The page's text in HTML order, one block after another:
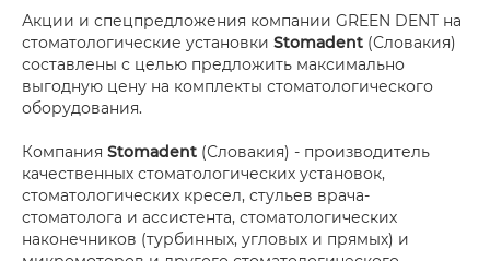
Акции и спецпредложения компании GREEN DENT на
стоматологические установки Stomadent (Словакия)
составлены с целью предложить максимально
выгодную цену на комплекты стоматологического
оборудования.
Компания Stomadent (Словакия) - производитель
качественных стоматологических установок,
стоматологических кресел, стульев врача-
стоматолога и ассистента, стоматологических
наконечников (турбинных, угловых и прямых) и